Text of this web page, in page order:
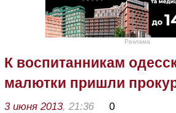
Реклама
К воспитанникам
малютки пришли
3 июня 2013, 21:36 0